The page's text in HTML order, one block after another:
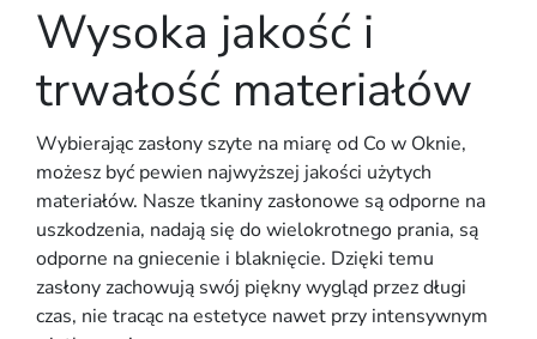
Wysoka jakość i
trwałość materiałów
Wybierając zasłony szyte na miarę od Co w Oknie,
możesz być pewien najwyższej jakości użytych
materiałów. Nasze tkaniny zasłonowe są odporne na
uszkodzenia, nadają się do wielokrotnego prania, są
odporne na gniecenie i blaknięcie. Dzięki temu
zasłony zachowują swój piękny wygląd przez długi
czas, nie tracąc na estetyce nawet przy intensywnym